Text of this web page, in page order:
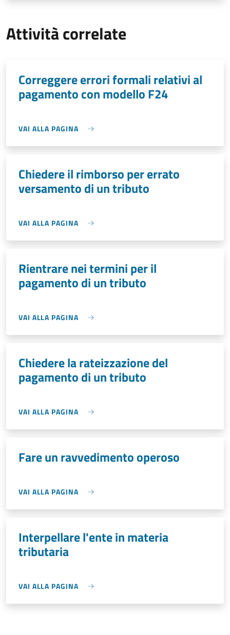
Attività correlate
Correggere errori formali relativi al
pagamento con modello F24
VAI ALLA PAGINA
Chiedere il rimborso per errato
versamento di un tributo
VAI ALLA PAGINA
Rientrare nei termini per il
pagamento di un tributo
VAI ALLA PAGINA
Chiedere la rateizzazione del
pagamento di un tributo
VAI ALLA PAGINA
Fare un ravvedimento operoso
VAI ALLA PAGINA
Interpellare l'ente in materia
tributaria
VAI ALLA PAGINA